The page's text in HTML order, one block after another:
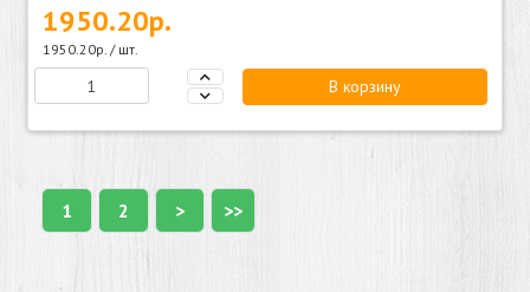
1950.20р.
1950.20р. / шт.
В корзину
1 2 > >>